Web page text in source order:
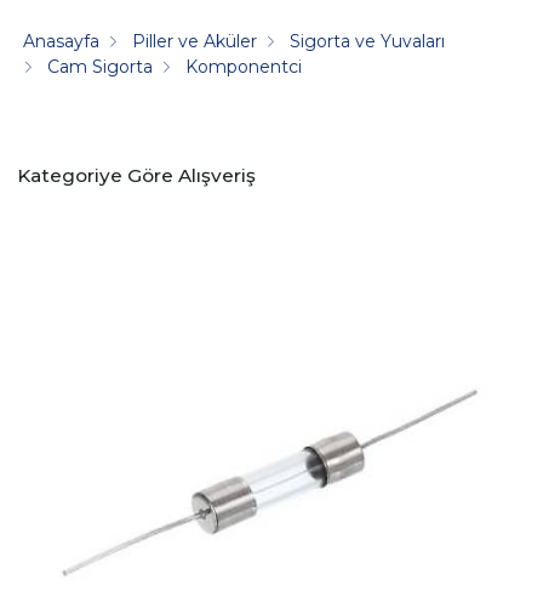
Anasayfa Piller ve Aküler
Sigorta ve Yuvaları
Cam Sigorta
Komponentci
Kategoriye Göre Alışveriş